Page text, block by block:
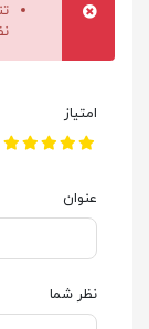
امتیاز
عنوان
نظر شما